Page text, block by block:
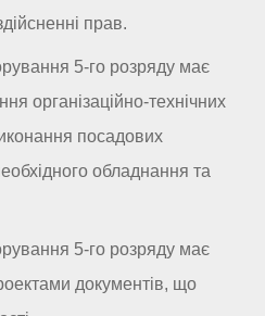
прав.
5-го розряду має
організаційно-технічних
посадових
обладнання та
5-го розряду має
документів, що